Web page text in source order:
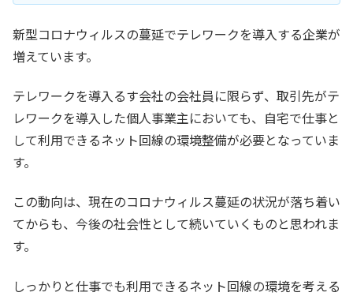
新型コロナウィルスの蔓延でテレワークを導入する企業が
増えています。
テレワークを導入るす会社の会社員に限らず、取引先がテ
レワークを導入した個人事業主においても、自宅で仕事と
して利用できるネット回線の環境整備が必要となっていま
す。
この動向は、現在のコロナウィルス蔓延の状況が落ち着い
てからも、今後の社会性として続いていくものと思われま
す。
しっかりと仕事でも利用できるネット回線の環境を考える